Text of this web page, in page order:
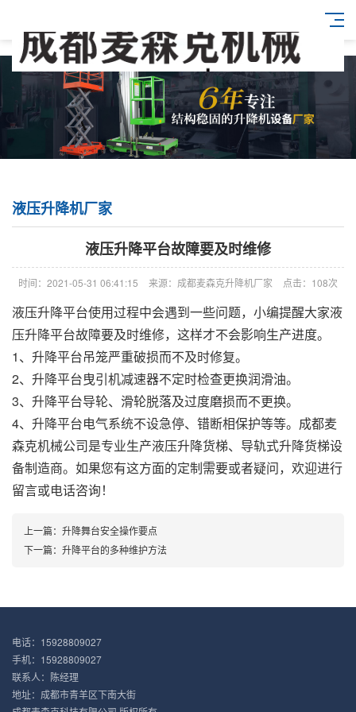
液压升降机厂家
液压升降平台故障要及时维修
时间：2021-05-31 06:41:15 来源：成都麦森克升降机厂家 点击：108次
液压升降平台使用过程中会遇到一些问题，小编提醒大家液
压升降平台故障要及时维修，这样才不会影响生产进度。
1、升降平台吊笼严重破损而不及时修复。
2、升降平台曳引机减速器不定时检查更换润滑油。
3、升降平台导轮、滑轮脱落及过度磨损而不更换。
4、升降平台电气系统不设急停、错断相保护等等。成都麦
森克机械公司是专业生产液压升降货梯、导轨式升降货梯设
备制造商。如果您有这方面的定制需要或者疑问，欢迎进行
留言或电话咨询！
上一篇： 升降舞台安全操作要点
下一篇： 升降平台的多种维护方法
电话：15928809027
手机：15928809027
联系人：陈经理
地址：成都市青羊区下南大街